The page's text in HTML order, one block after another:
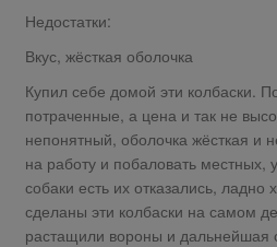
Недостатки:
Вкус, жёсткая оболочка
Купил себе домой эти колбаски.
потраченные, а цена и так не
непонятный, оболочка жёсткая и
на работу и побаловать местных,
собаки есть их отказались, ладно
сделаны эти колбаски на самом
растащили вороны и дальнейшая